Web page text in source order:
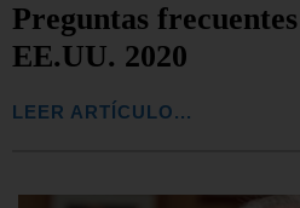
Preguntas
EE.UU. 2020
LEER ARTÍCULO...